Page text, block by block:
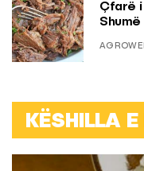
Çfarë i
Shumë
KËSHILLA